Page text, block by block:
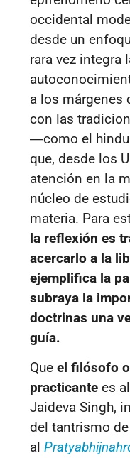
occidental
desde un
rara vez integra
a los márgenes
con las
―como el
que, desde los
atención en la
núcleo de
materia. Para
la reflexión es
acercarlo a la
ejemplifica la
subraya la
doctrinas una
guía.
Que el filósofo
practicante es
Jaideva Singh,
del tantrismo
al